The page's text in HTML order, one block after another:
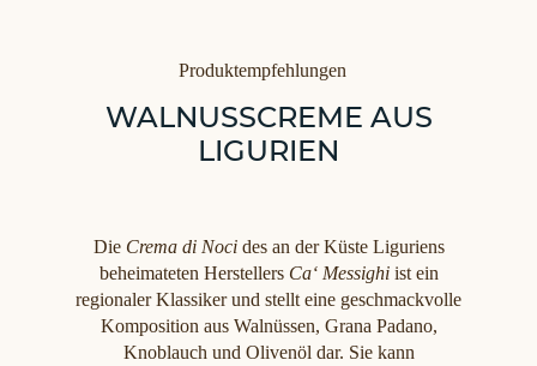
Kategorien
Produktempfehlungen
WALNUSSCREME AUS
LIGURIEN
Die Crema di Nocides an der Küste Liguriens
beheimateten Herstellers Ca‘ Messighiist ein
regionaler Klassiker und stellt eine geschmackvolle
Komposition aus Walnüssen, Grana Padano,
Knoblauch und Olivenöl dar. Sie kann